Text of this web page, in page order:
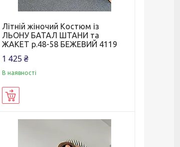
Літній жіночий Костюм із
ЛЬОНУ БАТАЛ ШТАНИ та
ЖАКЕТ р.48-58 БЕЖЕВИЙ 4119
1 425 ₴
В наявності